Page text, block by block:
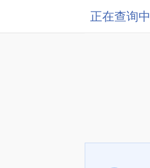
正在查询中